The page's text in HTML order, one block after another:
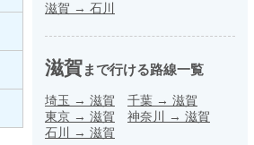
滋賀 → 石川
滋賀まで行ける路線一覧
埼玉 → 滋賀 千葉 → 滋賀
東京 → 滋賀 神奈川 → 滋賀
石川
→ 滋賀